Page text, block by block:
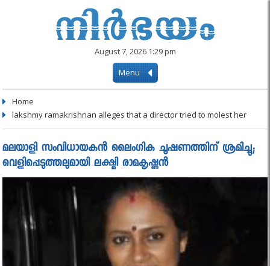
August 7, 2026 1:29 pm
Menu
Home
lakshmy ramakrishnan alleges that a director tried to molest her
മലയാളി സംവിധായകന്‍ ലൈംഗിക ചൂഷണത്തിന് ശ്രമിച്ചു;
വെളിപ്പെടുത്തലുമായി ലക്ഷ്മി രാമകൃഷ്ണന്‍